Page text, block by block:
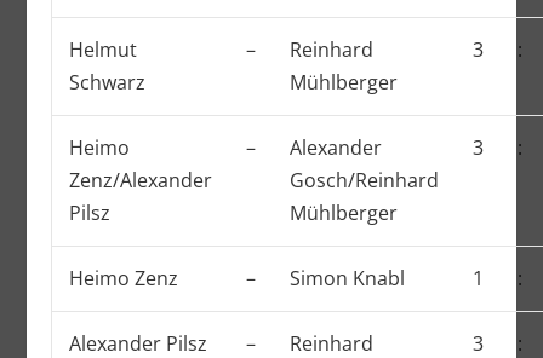
Helmut
Schwarz
–
Reinhard
Mühlberger
3 :
Heimo
Zenz/Alexander
Pilsz
–
Alexander
Gosch/Reinhard
Mühlberger
3 :
Heimo Zenz – Simon Knabl 1 :
Alexander Pilsz –
Reinhard
3 :